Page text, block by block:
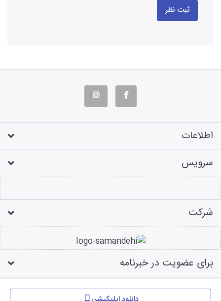
ثبت نظر
اطلاعات
سرویس
شرکت
برای عضویت در خبرنامه
طراحی فروشگاه اینترنتی